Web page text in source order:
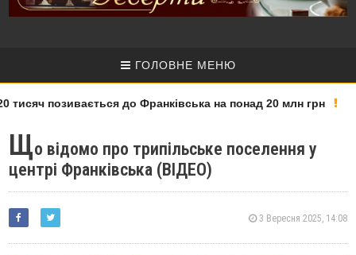
ГОЛОВНЕ МЕНЮ
позивається до Франківська на понад 20 млн грн
Що відомо про трипільське поселення у
центрі Франківська (ВІДЕО)
3 Вересня 2025, 14:08